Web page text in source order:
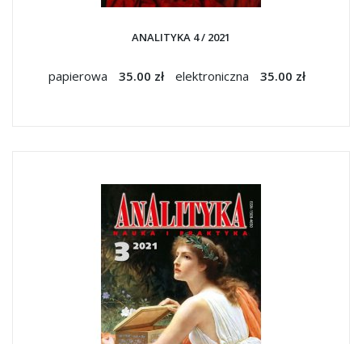
ANALITYKA 4 / 2021
papierowa 35.00 zł elektroniczna 35.00 zł